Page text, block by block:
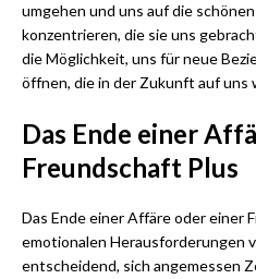
umgehen und uns auf die
konzentrieren, die sie uns
die Möglichkeit, uns für neue
öffnen, die in der Zukunft auf uns
Das Ende einer
Freundschaft Plus
Das Ende einer Affäre oder einer
emotionalen Herausforderungen
entscheidend, sich angemessen